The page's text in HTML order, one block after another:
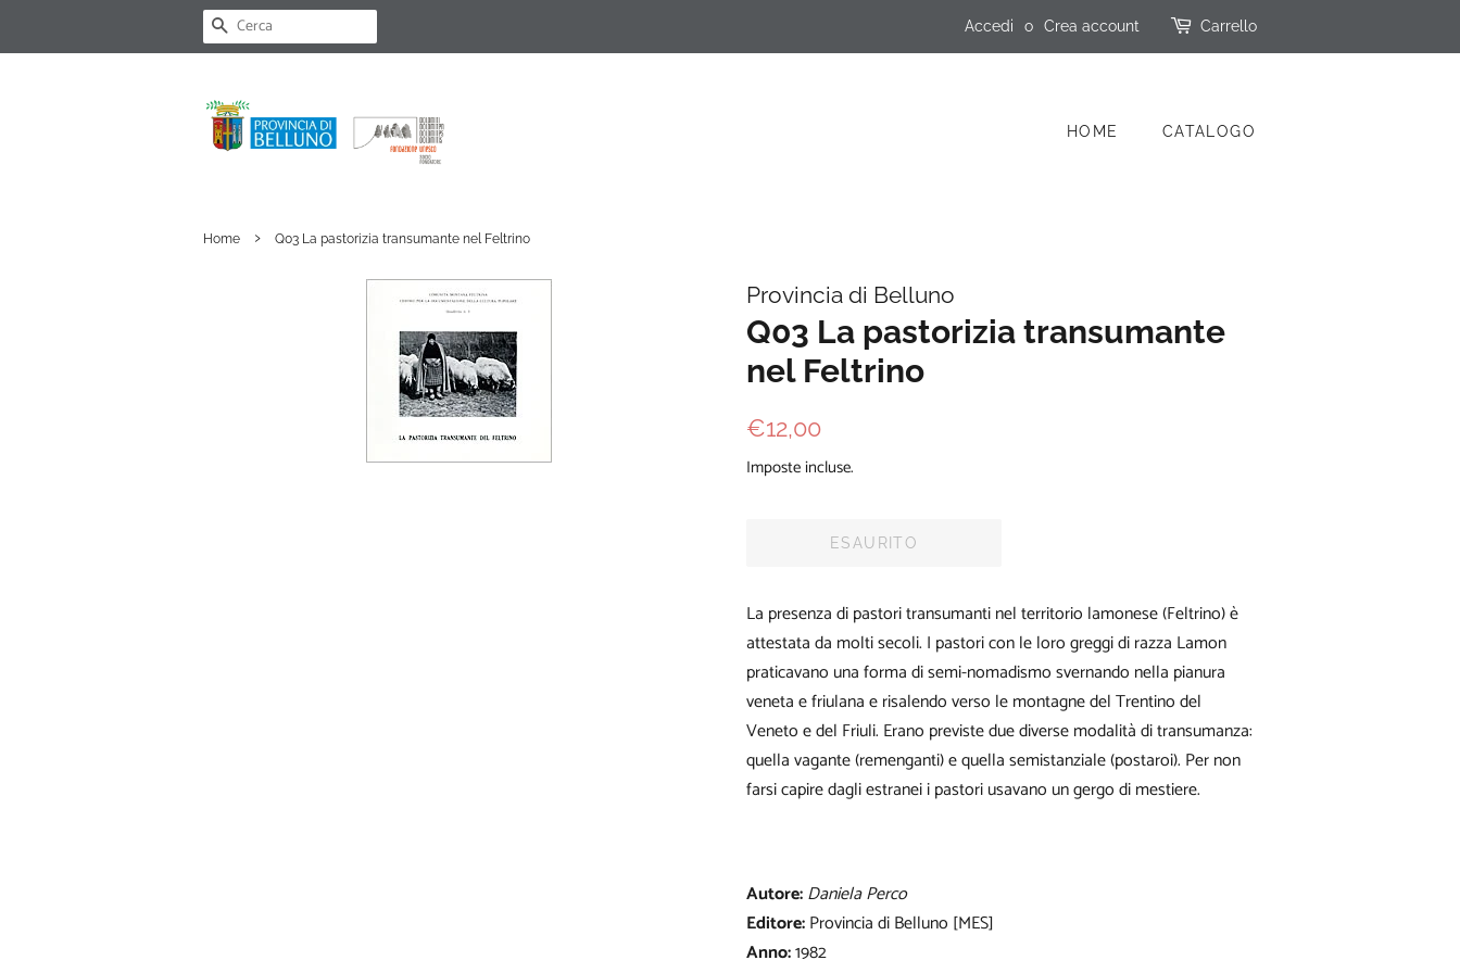
CERCA Accedi o Crea account Carrello
HOME CATALOGO
Home › Q03 La pastorizia transumante nel Feltrino
Provincia di Belluno
Q03 La pastorizia transumante
nel Feltrino
Prezzo
listino
€12,00
Imposte incluse.
ESAURITO
La presenza di pastori transumanti nel territorio lamonese (Feltrino) è
attestata da molti secoli. I pastori con le loro greggi di razza Lamon
praticavano una forma di semi-nomadismo svernando nella pianura
veneta e friulana e risalendo verso le montagne del Trentino del
Veneto e del Friuli. Erano previste due diverse modalità di transumanza:
quella vagante (remenganti) e quella semistanziale (postaroi). Per non
farsi capire dagli estranei i pastori usavano un gergo di mestiere.
Autore:Daniela Perco
Editore:Provincia di Belluno [MES]
Anno:1982